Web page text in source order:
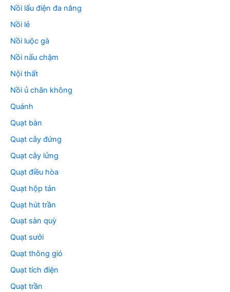
Nồi lẩu điện đa năng
Nồi lẻ
Nồi luộc gà
Nồi nấu chậm
Nội thất
Nồi ủ chân không
Quánh
Quạt bàn
Quạt cây đứng
Quạt cây lửng
Quạt điều hòa
Quạt hộp tản
Quạt hút trần
Quạt sàn quỳ
Quạt sưởi
Quạt thông gió
Quạt tích điện
Quạt trần